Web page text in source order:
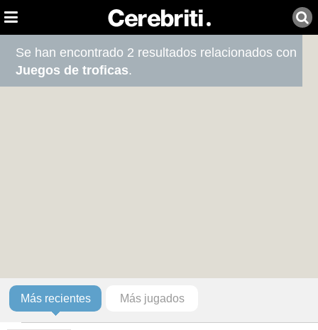
Se han encontrado 2 resultados relacionados con
Juegos de troficas.
Más recientes Más jugados